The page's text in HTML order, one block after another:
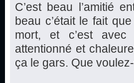
C’est beau l’amitié
beau c’était le fait
mort, et c’est avec
attentionné et
ça le gars. Que